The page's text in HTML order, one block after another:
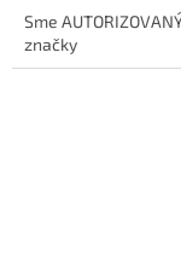
Sme
značky